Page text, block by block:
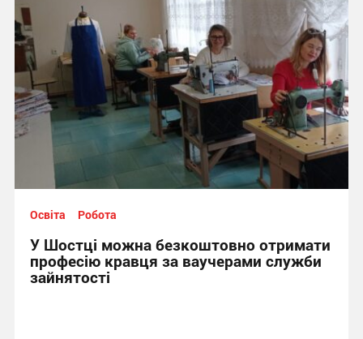
Освіта Робота
У Шостці можна безкоштовно отримати
професію кравця за ваучерами служби
зайнятості